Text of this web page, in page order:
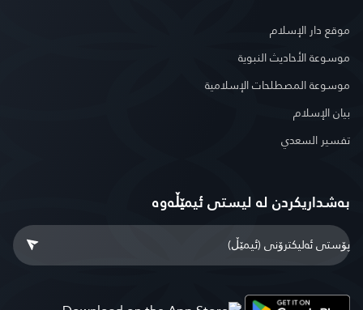
موقع دار الإسلام
موسوعة الأحاديث النبوية
موسوعة المصطلحات الإسلامية
بيان الإسلام
تفسير السعدي
بەشداریکردن لە لیستی ئیمێڵەوە